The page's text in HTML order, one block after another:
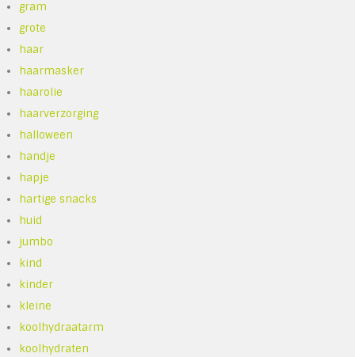
gram
grote
haar
haarmasker
haarolie
haarverzorging
halloween
handje
hapje
hartige snacks
huid
jumbo
kind
kinder
kleine
koolhydraatarm
koolhydraten